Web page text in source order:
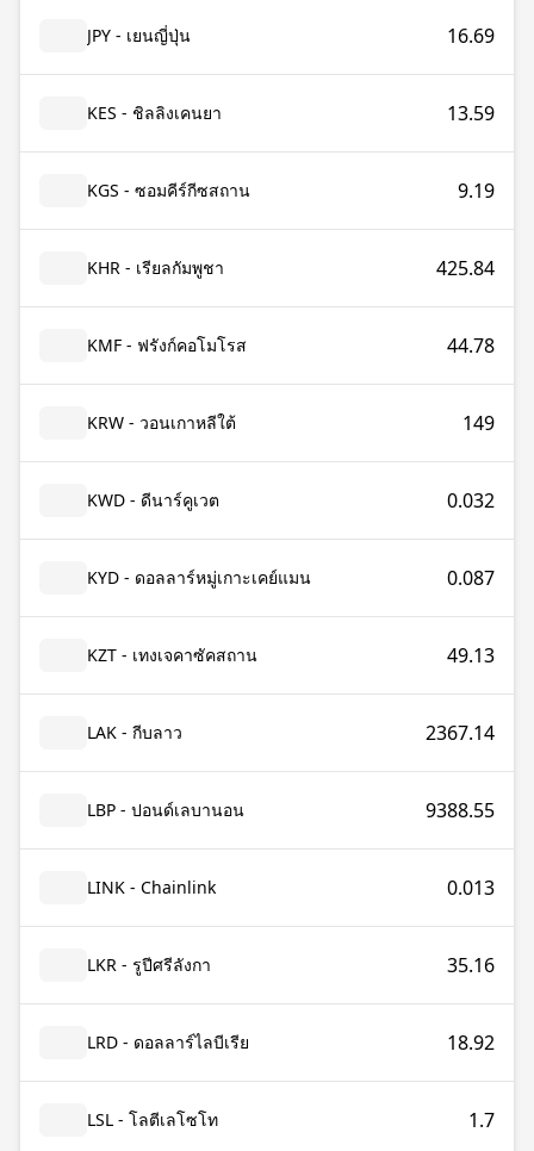
JPY - เยนญี่ปุ่น 16.69
KES - ชิลลิงเคนยา 13.59
KGS - ซอมคีร์กีซสถาน 9.19
KHR - เรียลกัมพูชา 425.84
KMF - ฟรังก์คอโมโรส 44.78
KRW - วอนเกาหลีใต้ 149
KWD - ดีนาร์คูเวต 0.032
KYD - ดอลลาร์หมู่เกาะเคย์แมน 0.087
KZT - เทงเจคาซัคสถาน 49.13
LAK - กีบลาว 2367.14
LBP - ปอนด์เลบานอน 9388.55
LINK - Chainlink 0.013
LKR - รูปีศรีลังกา 35.16
LRD - ดอลลาร์ไลบีเรีย 18.92
LSL - โลตีเลโซโท 1.7